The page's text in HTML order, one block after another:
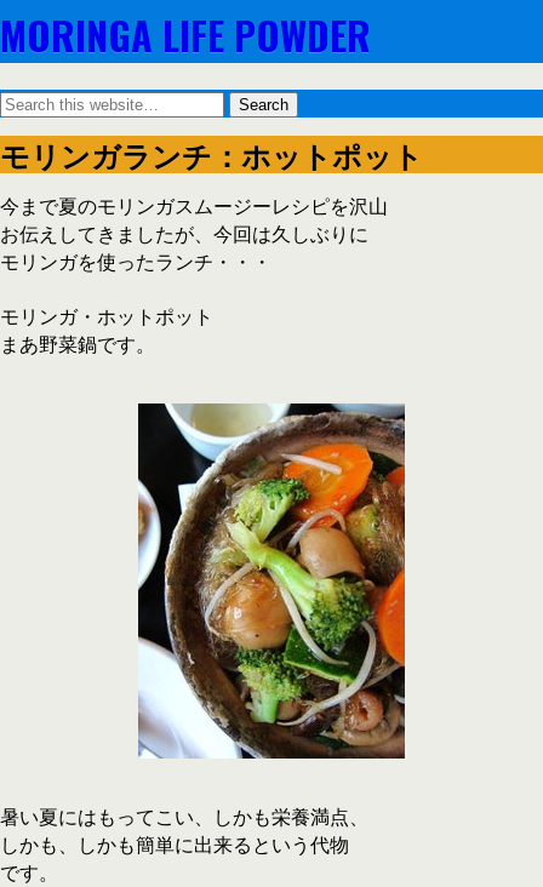
MORINGA LIFE POWDER
モリンガランチ：ホットポット
今まで夏のモリンガスムージーレシピを沢山
お伝えしてきましたが、今回は久しぶりに
モリンガを使ったランチ・・・
モリンガ・ホットポット
まあ野菜鍋です。
暑い夏にはもってこい、しかも栄養満点、
しかも、しかも簡単に出来るという代物
です。